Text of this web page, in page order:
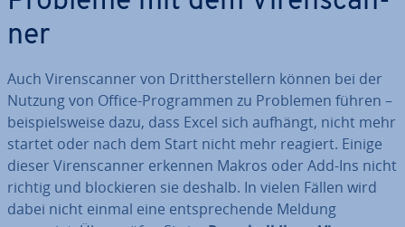
ner
Auch Vi­ren­scan­ner von Dritt­her­stel­lern können bei der
Nutzung von Office-Pro­gram­men zu Problemen führen –
bei­spiels­wei­se dazu, dass Excel sich aufhängt, nicht mehr
startet oder nach dem Start nicht mehr reagiert. Einige
dieser Vi­ren­scan­ner erkennen Makros oder Add-Ins nicht
richtig und blo­ckie­ren sie deshalb. In vielen Fällen wird
dabei nicht einmal eine ent­spre­chen­de Meldung